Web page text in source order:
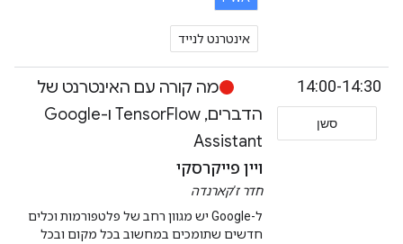
אינטרנט לנייד
14:00-14:30
סשן
מה קורה עם האינטרנט של
הדברים, TensorFlow ו-Google
Assistant
ויין פייקרסקי
חדר ז'קארנדה
ל-Google יש מגוון רחב של פלטפורמות וכלים
חדשים שתומכים במחשוב בכל מקום ובכל